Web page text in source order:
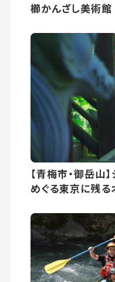
櫛かんざし美術館
【青梅市・御岳山
めぐる東京に残